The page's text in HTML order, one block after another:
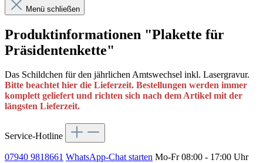
Menü schließen
Produktinformationen "Plakette für
Präsidentenkette"
Das Schildchen für den jährlichen Amtswechsel inkl. Lasergravur.
Bitte beachtet hier die Lieferzeit. Bestellungen werden immer
komplett geliefert und richten sich nach dem Artikel mit der
längsten Lieferzeit.
Service-Hotline
07940 9818661 WhatsApp-Chat starten Mo-Fr 08:00 - 17:00 Uhr